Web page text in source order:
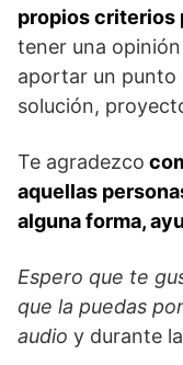
propios criterios
tener una
aportar un punto
solución,
Te agradezco
aquellas
alguna forma,
Espero que te
que la puedas
audio y durante